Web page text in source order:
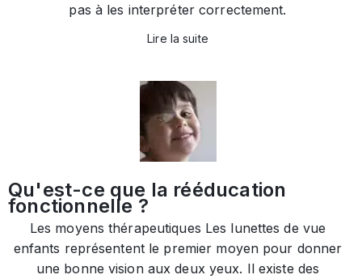
pas à les interpréter correctement.
Lire la suite
Qu'est-ce que la rééducation
fonctionnelle ?
Les moyens thérapeutiques Les lunettes de vue
enfants représentent le premier moyen pour donner
une bonne vision aux deux yeux. Il existe des